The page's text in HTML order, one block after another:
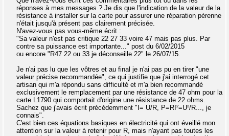
réponses à mes messages ? Je dis que l'indication de la valeur de la
résistance à installer sur la carte pour assurer une réparation pérenne
n'était jusqu'à présent pas clairement précisée.
N'avez-vous pas vous-même écrit :
"Sa valeur n'est pas critique 22 27 33 voire 47 mais pas plus. Par
contre sa puissance est importante..." post du 6/02/2015
ou encore "R47 22 ou 33 je déconseille 22" le 26/07/15.
Je n'ai pas lu que les vôtres et au final je n'ai pas pu en tirer "une
valeur précise recommandée", ce qui justifie que j'ai interrogé cet
artisan qui m'a répondu sans difficulté et m'a bien recommandé
exclusivement le remplacement par une résistance de 47 ohm pour la
carte L1790 qui comportait d'origine une résistance de 22 ohms.
Sachez que j'avais écrit précédemment "I= U/R, P=RI²=U²/R..., je
connais".
C'est bien ces équations basiques en électricité qui ont éveillé mon
attention sur la valeur à retenir pour R, mais n'ayant pas toutes les